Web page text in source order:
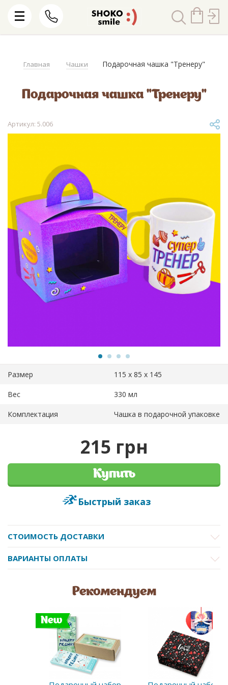
Главная Чашки Подарочная чашка "Тренеру"
Подарочная чашка "Тренеру"
Артикул: 5.006
Размер 115 х 85 х 145
Вес 330 мл
Комплектация Чашка в подарочной упаковке
215 грн
Купить
Быстрый заказ
СТОИМОСТЬ ДОСТАВКИ
ВАРИАНТЫ ОПЛАТЫ
Рекомендуем
New